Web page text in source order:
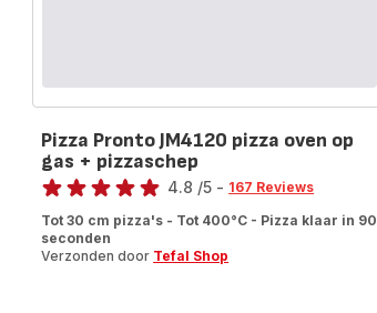
Pizza Pronto JM4120 pizza oven op
gas + pizzaschep
Score
4.8 /5 - 167 Reviews
Tot 30 cm pizza's - Tot 400°C - Pizza klaar in 90
seconden
Verzonden door Tefal Shop